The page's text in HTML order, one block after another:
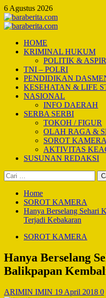
Skip
to
content
6 Agustus 2026
Primary
HOME
KRIMINAL HUKUM
POLITIK &
TNI – POLRI
PENDIDIKAN
KESEHATAN & LIFE
NASIONAL
INFO DAERAH
SERBA SERBI
TOKOH / FIGUR
OLAH RAGA &
SOROT KAMERA
AKTIVITAS
SUSUNAN REDAKSI
Cari
untuk:
Home
SOROT KAMERA
Hanya Berselang Sehari
Terjadi Kebakaran
SOROT KAMERA
Hanya Berselang
Balikpapan
ARIMIN IMIN 19 April 2018 0